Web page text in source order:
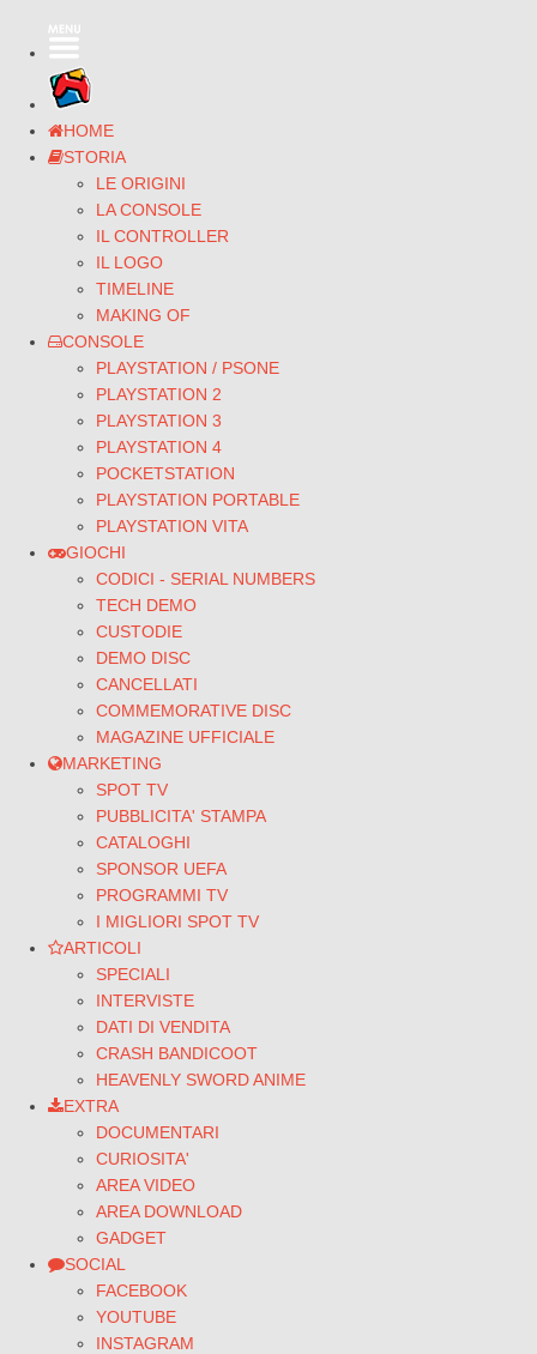
HOME
STORIA
LE ORIGINI
LA CONSOLE
IL CONTROLLER
IL LOGO
TIMELINE
MAKING OF
CONSOLE
PLAYSTATION / PSONE
PLAYSTATION 2
PLAYSTATION 3
PLAYSTATION 4
POCKETSTATION
PLAYSTATION PORTABLE
PLAYSTATION VITA
GIOCHI
CODICI - SERIAL NUMBERS
TECH DEMO
CUSTODIE
DEMO DISC
CANCELLATI
COMMEMORATIVE DISC
MAGAZINE UFFICIALE
MARKETING
SPOT TV
PUBBLICITA' STAMPA
CATALOGHI
SPONSOR UEFA
PROGRAMMI TV
I MIGLIORI SPOT TV
ARTICOLI
SPECIALI
INTERVISTE
DATI DI VENDITA
CRASH BANDICOOT
HEAVENLY SWORD ANIME
EXTRA
DOCUMENTARI
CURIOSITA'
AREA VIDEO
AREA DOWNLOAD
GADGET
SOCIAL
FACEBOOK
YOUTUBE
INSTAGRAM